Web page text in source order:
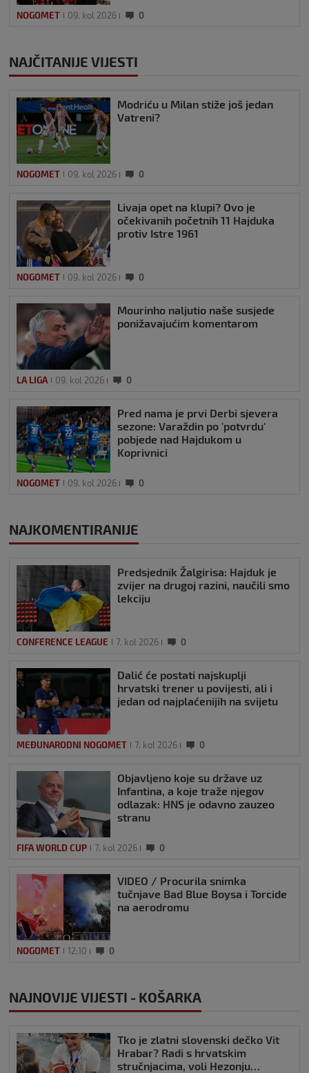
NOGOMET 09. kol 2026 0
NAJČITANIJE VIJESTI
Modriću u Milan stiže još jedan
Vatreni?
NOGOMET 09. kol 2026 0
Livaja opet na klupi? Ovo je
očekivanih početnih 11 Hajduka
protiv Istre 1961
NOGOMET 09. kol 2026 0
Mourinho naljutio naše susjede
ponižavajućim komentarom
LA LIGA 09. kol 2026 0
Pred nama je prvi Derbi sjevera
sezone: Varaždin po 'potvrdu'
pobjede nad Hajdukom u
Koprivnici
NOGOMET 09. kol 2026 0
NAJKOMENTIRANIJE
Predsjednik Žalgirisa: Hajduk je
zvijer na drugoj razini, naučili smo
lekciju
CONFERENCE LEAGUE 7. kol 2026 0
Dalić će postati najskuplji
hrvatski trener u povijesti, ali i
jedan od najplaćenijih na svijetu
MEĐUNARODNI NOGOMET 7. kol 2026 0
Objavljeno koje su države uz
Infantina, a koje traže njegov
odlazak: HNS je odavno zauzeo
stranu
FIFA WORLD CUP 7. kol 2026 0
VIDEO / Procurila snimka
tučnjave Bad Blue Boysa i Torcide
na aerodromu
NOGOMET 12:10 0
NAJNOVIJE VIJESTI - KOŠARKA
Tko je zlatni slovenski dečko Vit
Hrabar? Radi s hrvatskim
stručnjacima, voli Hezonju…